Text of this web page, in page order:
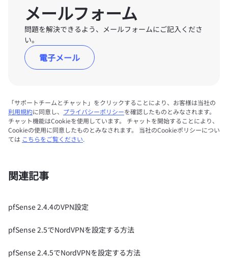
メールフォーム
問題を解決できるよう、メールフォームにご記入くださ
い。
電子メール
「サポートチームとチャット」をクリックすることにより、お客様は当社の
利用規約に同意し、 プライバシーポリシーを確認したものとみなされます。
チャット機能はCookieを使用しています。 チャットを開始することにより、
Cookieの使用に同意したものとみなされます。 当社のCookieポリシーについ
ては こちらをご覧ください.
関連記事
pfSense 2.4.4のVPN設定
pfSense 2.5でNordVPNを設定する方法
pfSense 2.4.5でNordVPNを設定する方法